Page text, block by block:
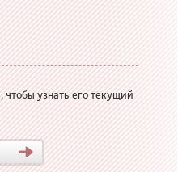
чтобы узнать его текущий